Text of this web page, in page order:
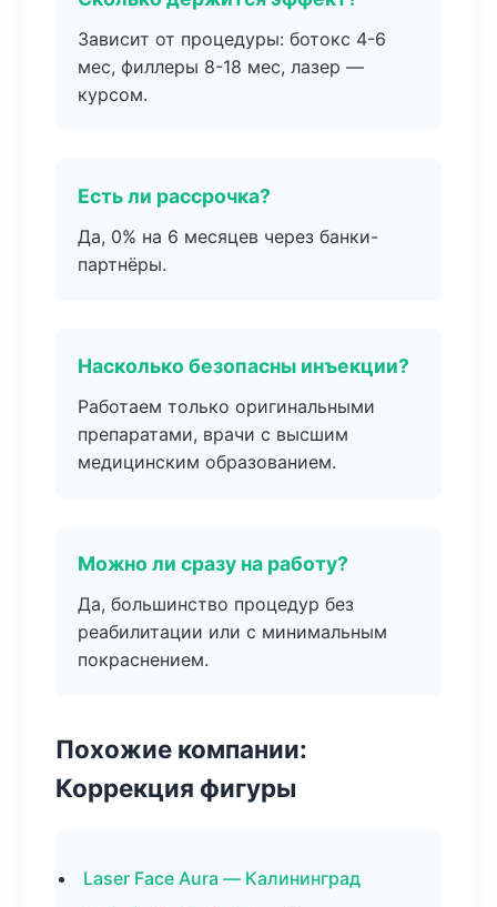
Зависит от процедуры: ботокс 4-6
мес, филлеры 8-18 мес, лазер —
курсом.
Есть ли рассрочка?
Да, 0% на 6 месяцев через банки-
партнёры.
Насколько безопасны инъекции?
Работаем только оригинальными
препаратами, врачи с высшим
медицинским образованием.
Можно ли сразу на работу?
Да, большинство процедур без
реабилитации или с минимальным
покраснением.
Похожие компании:
Коррекция фигуры
Laser Face Aura — Калининград